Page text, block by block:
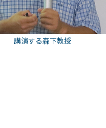
講演する森下教授